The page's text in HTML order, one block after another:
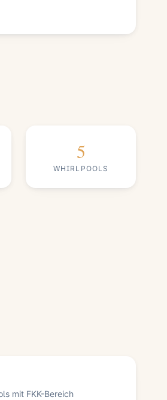
5
WHIRLPOOLS
mit FKK-Bereich